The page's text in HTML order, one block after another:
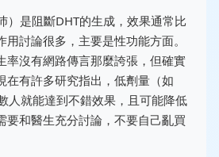
）是阻斷DHT的生成，效果通常比
討論很多，主要是性功能方面。
率沒有網路傳言那麼誇張，但確實
在有許多研究指出，低劑量（如
人就能達到不錯效果，且可能降低
要和醫生充分討論，不要自己亂買